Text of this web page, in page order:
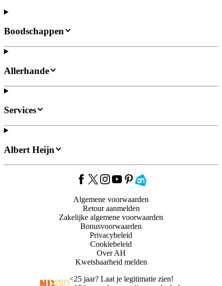
Boodschappen
Allerhande
Services
Albert Heijn
Algemene voorwaarden
Retour aanmelden
Zakelijke algemene voorwaarden
Bonusvoorwaarden
Privacybeleid
Cookiebeleid
Over AH
Kwetsbaarheid melden
<25 jaar? Laat je legitimatie zien!